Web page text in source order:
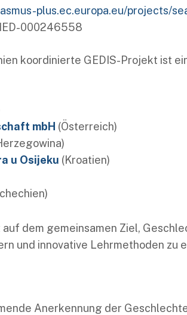
plus.ec.europa.eu/projects/
000246558
koordinierte GEDIS-Projekt ist
mbH (Österreich)
u Osijeku (Kroatien)
dem gemeinsamen Ziel,
und innovative Lehrmethoden zu
Anerkennung der